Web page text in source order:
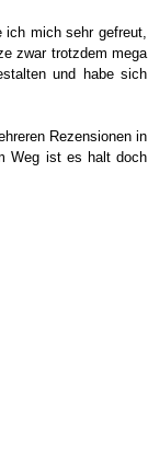
ich mich sehr gefreut,
zwar trotzdem mega
und habe sich
Rezensionen in
Weg ist es halt doch